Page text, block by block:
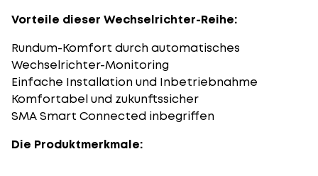
Vorteile dieser Wechselrichter-Reihe:
Rundum-Komfort durch automatisches
Wechselrichter-Monitoring
Einfache Installation und Inbetriebnahme
Komfortabel und zukunftssicher
SMA Smart Connected inbegriffen
Die Produktmerkmale: